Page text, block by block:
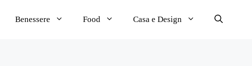
Benessere Food Casa e Design